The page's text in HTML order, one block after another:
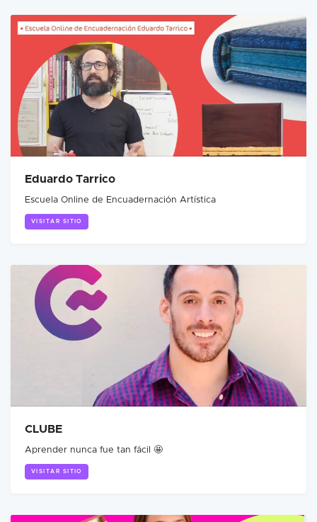
Eduardo Tarrico
Escuela Online de Encuadernación Artística
VISITAR SITIO
CLUBE
Aprender nunca fue tan fácil 🤩
VISITAR SITIO